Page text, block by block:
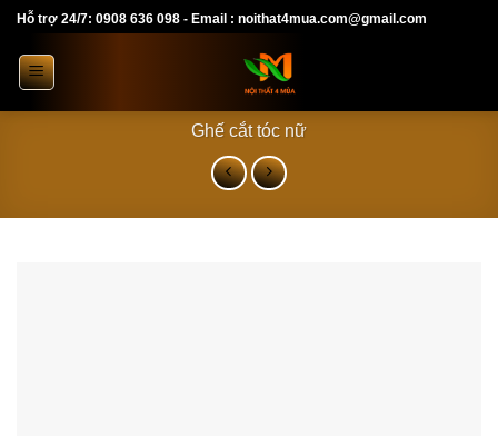
Skip
content
Hỗ trợ 24/7: 0908 636 098 - Email : noithat4mua.com@gmail.com
Ghế cắt tóc nữ